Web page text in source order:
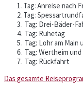
Tag: Anreise nach
Tag:
Tag: Drei-Bäder-
Tag: Ruhetag
Tag: Lohr am Main
Tag: Wertheim
Tag: Rückfahrt
Das gesamte